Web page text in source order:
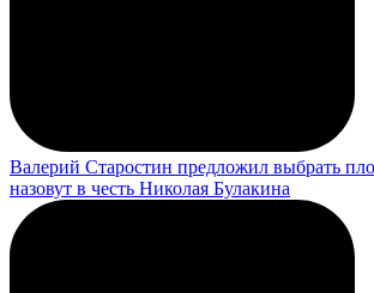
Валерий Старостин предложил выбрать
назовут в честь Николая Булакина